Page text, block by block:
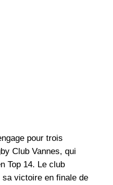
pour trois
Club Vannes, qui
Top 14. Le club
victoire en finale de